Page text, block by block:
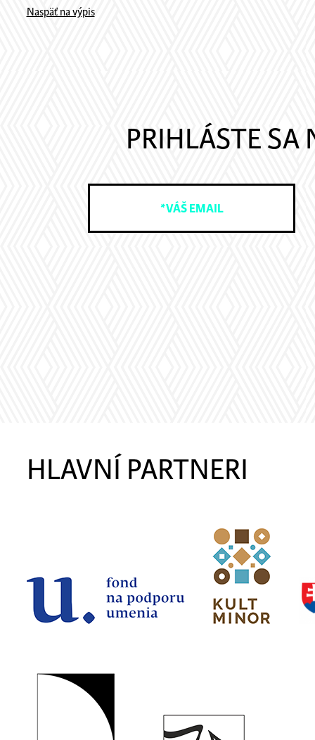
Naspäť na výpis
PRIHLÁSTE
HLAVNÍ PARTNERI